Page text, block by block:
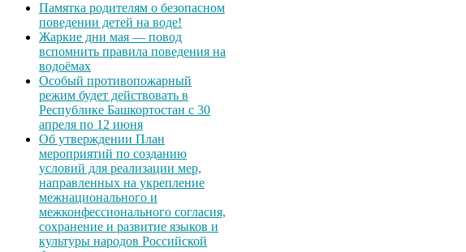
Памятка родителям о безопасном
поведении детей на воде!
Жаркие дни мая — повод
вспомнить правила поведения на
водоёмах
Особый противопожарный
режим будет действовать в
Республике Башкортостан с 30
апреля по 12 июня
Об утверждении План
мероприятий по созданию
условий для реализации мер,
направленных на укрепление
межнационального и
межконфессионального согласия,
сохранение и развитие языков и
культуры народов Российской